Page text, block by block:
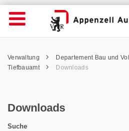
Downloads - Appenzell
Wichtige
Seiten
Home
Inhalt
Kontakt
Navigation
Inhalt
Pfadnavigation
Verwaltung
Departement Bau und
Tiefbauamt
Downloads
Downloads
Suche